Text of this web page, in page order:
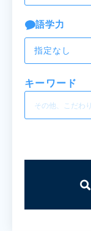
語学力
指定なし
キーワード